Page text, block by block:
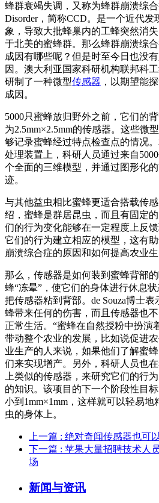
蜂群衰竭失调，又称为蜂群崩溃综合
Disorder，简称CCD。是一个近代
象，导致大批蜂巢内的工蜂突然消
于北美的蜜蜂群。那么蜂群崩溃综
成因有哪些呢？但是时至今日也没
因。澳大利亚国家科研机构联邦科
研制了一种微型传感器 ，以期望能
成因。
5000只蜜蜂放归野外之前，它们的
为2.5mm×2.5mm的传感器。这些微
够记录蜜蜂经过特点检查点的情况
处理装置上，科研人员通过来自
个全面的三维模型，并通过图形化
迹。
与其他益虫相比蜜蜂更适合搭载传感
绍，蜜蜂是群居昆虫，而且有固定
们的行为变化能够在一定程度上反
它们的行为建立相应的模型，这有
崩溃综合症的原因和如何提高农业生
那么，传感器是如何装到蜜蜂背部
蜂“冻晕”，使它们的身体进行休息
把传感器粘到背部。de Souza博士
蜂带来任何的伤害，而且传感器也
正常生活。“蜜蜂在自然授粉中扮演
带动整个农业的发展，比如说促进
业生产的人来说，如果他们了解蜜
们来实现增产。另外，科研人员也
上类似的传感器，来研究它们的行
的知识。该项目的下一个阶段性目
小到1mm×1mm，这样就可以轻易
虫的身体上。
上一篇 : 绝对奇闻传感器也可
下一篇 : 苹果大量招聘技术人
场
新闻与资讯